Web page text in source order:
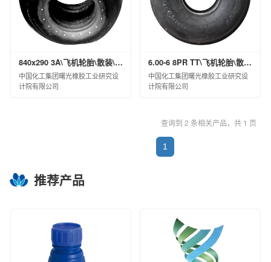
埃肯有机硅（上海）有限公司
南通星辰合成材料有限公司
中化蓝天集团有限公司
圣奥化学科技有限公司
沈阳新纪化学有限公司
沈阳中化新材料科技有限公司
中昊晨光化工研究院有限公司
昊华气体有限公司
德州实华泰安分公司
昊华宇航化工有限责任公司
840x290 3A\飞机轮胎\散装\96\合格品
中国化工集团曙光橡胶工业研究设
计院有限公司
6.00-6 8PR TT\飞机轮胎\散装\96\合格品
中国化工集团曙光橡胶工业研究设
计院有限公司
查询到 2 条相关产品，共 1 页
1
推荐产品